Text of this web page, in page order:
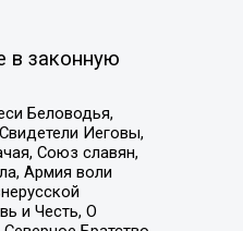
в законную
Беловодья,
Иеговы,
Союз славян,
Армия воли
и Честь, О